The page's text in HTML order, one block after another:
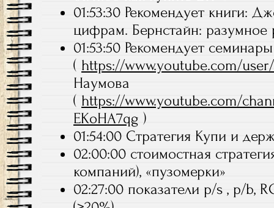
01:53:30 Рекомендует книги:
цифрам. Бернстайн: разумное
01:53:50 Рекомендует
( https://www.youtube.com/
Наумова
( https://www.youtube.com/
EKoHA7qg )
01:54:00 Стратегия Купи и
02:00:00 стоимостная
компаний), «пузомерки»
02:27:00 показатели p/s , p/b,